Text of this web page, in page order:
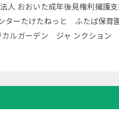
人 おおいた成年後見権利擁護
ターたけたねっと ふたば保
ルガーデン ジャ ンクション